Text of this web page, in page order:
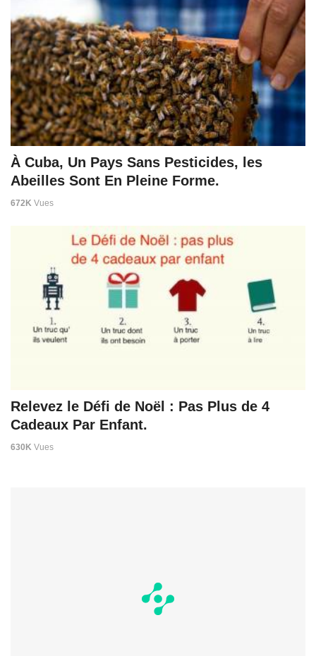
À Cuba, Un Pays Sans Pesticides, les
Abeilles Sont En Pleine Forme.
672K Vues
Relevez le Défi de Noël : Pas Plus de 4
Cadeaux Par Enfant.
630K Vues